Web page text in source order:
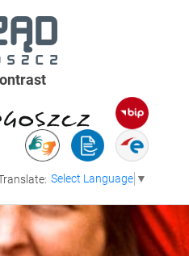
Select Language ▼